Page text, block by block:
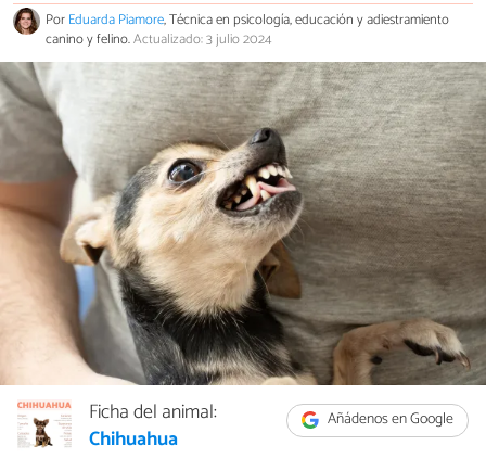
PorEduarda Piamore, Técnica en psicología, educación y adiestramiento
canino y felino.Actualizado: 3 julio 2024
Añádenos en Google
Ficha del animal:
Chihuahua